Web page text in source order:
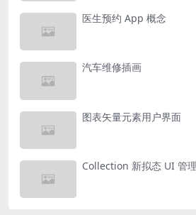
医生预约 App 概念
汽车维修插画
图表矢量元素用户界面
Collection 新拟态 UI 管